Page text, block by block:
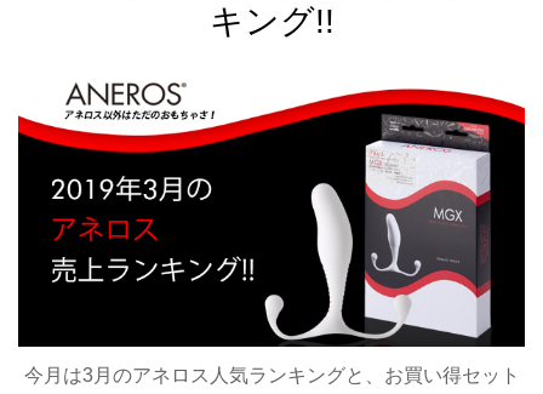
キング!!
今月は3月のアネロス人気ランキングと、お買い得セット